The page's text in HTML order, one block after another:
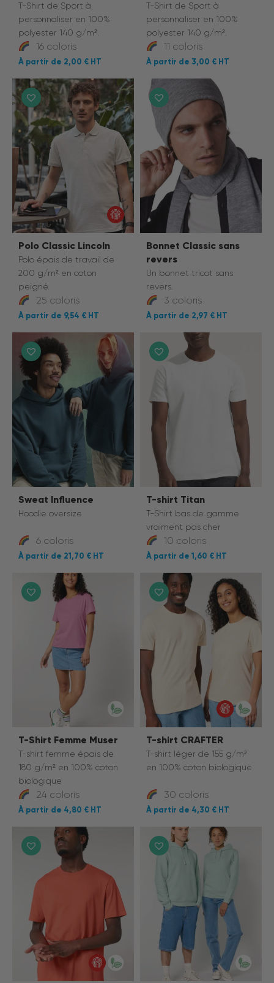
T-Shirt de Sport à
personnaliser en 100%
polyester 140 g/m².
16 coloris
2,00 €
T-Shirt de Sport à
personnaliser en 100%
polyester 140 g/m².
11 coloris
3,00 €
Polo Classic Lincoln
Polo épais de travail de
200 g/m² en coton
peigné.
25 coloris
9,54 €
Bonnet Classic sans
revers
Un bonnet tricot sans
revers.
3 coloris
2,97 €
Sweat Influence
Hoodie oversize
6 coloris
21,70 €
T-shirt Titan
T-Shirt bas de gamme
vraiment pas cher
10 coloris
1,60 €
T-Shirt Femme Muser
T-shirt femme épais de
180 g/m² en 100% coton
biologique
24 coloris
4,80 €
T-shirt CRAFTER
T-shirt léger de 155 g/m²
en 100% coton biologique
30 coloris
4,30 €